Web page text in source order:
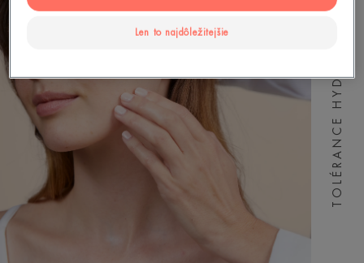
TOLÉRANCE HYDRA-10
Len to najdôležitejšie